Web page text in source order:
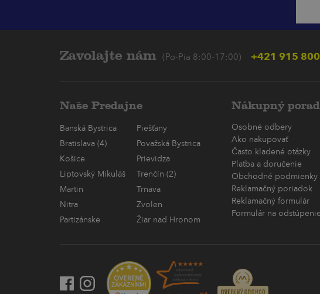
Zavolajte nám (Po-Pia 8:00-17:00) +421 915
Naše Predajne
Banská Bystrica
Piešťany
Bratislava (4)
Považská Bystrica
Košice
Prievidza
Liptovský Mikuláš
Trenčín (2)
Martin
Trnava
Nitra
Zvolen
Partizánske
Žiar nad Hronom
Nákupný
Osobné odbery
Ako nakupovať
Často kladené otázky
Platba a doručenie
Obchodné podmienky
Reklamačný poriadok
Reklamačný formulár
Formulár na